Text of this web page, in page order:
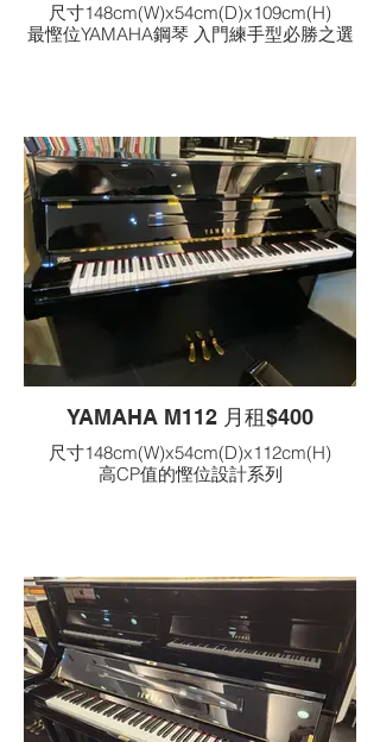
尺寸148cm(W)x54cm(D)x109cm(H)
最慳位YAMAHA鋼琴 入門練手型必勝之選
YAMAHA M112 月租$400
尺寸148cm(W)x54cm(D)x112cm(H)
高CP值的慳位設計系列